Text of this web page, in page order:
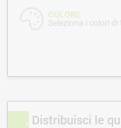
COLORE
Seleziona i colori di
Distribuisci le